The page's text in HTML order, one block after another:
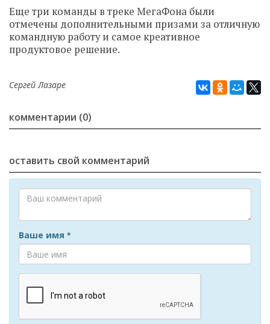
Еще три команды в треке МегаФона были
отмечены дополнительными призами за отличную
командную работу и самое креативное
продуктовое решение.
Сергей Лазаре
комментарии (0)
оставить свой комментарий
Ваше имя *